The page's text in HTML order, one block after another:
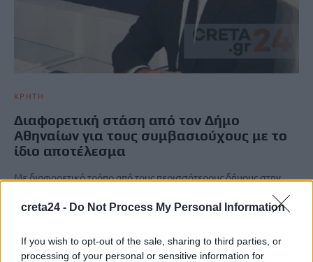
creta24 - Do Not Process My Personal Information
If you wish to opt-out of the sale, sharing to third parties, or
processing of your personal or sensitive information for
ΚΡΗΤΗ
Διαφορετική στάση από τον Δήμο
Αθηναίων για τους συμβασιούχους με το
ίδιο αποτέλεσμα
Με διαφορετικό τρόπο από τους περισσότερους δήμους στην
Δήμος…